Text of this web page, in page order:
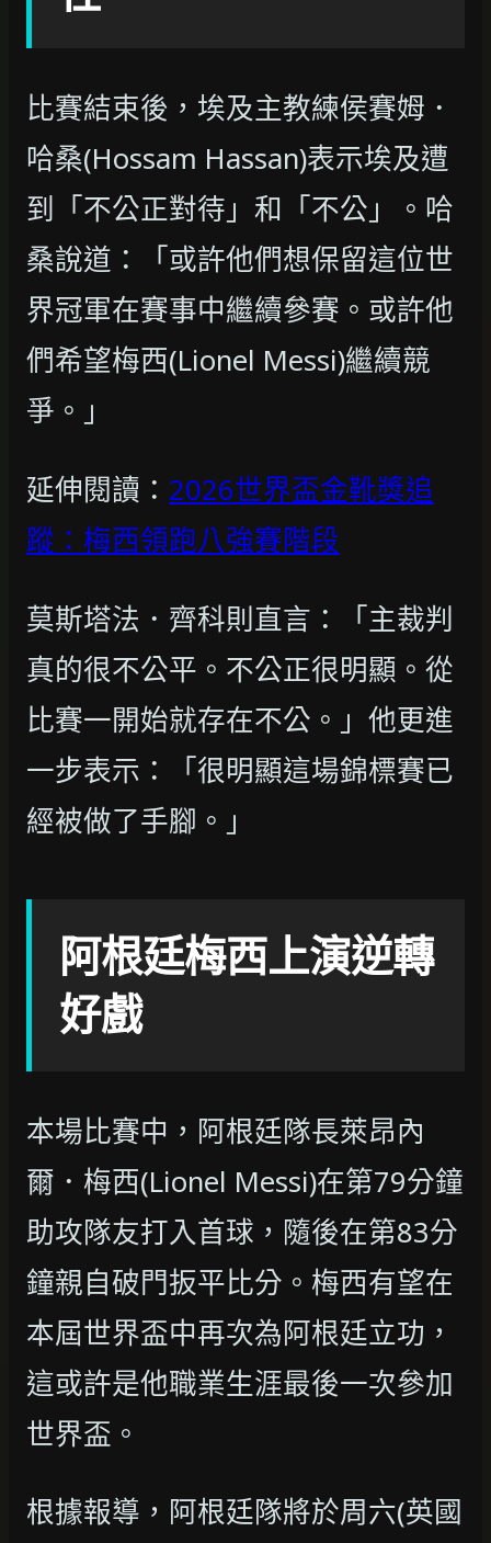
比賽結束後，埃及主教練侯賽姆．
哈桑(Hossam Hassan)表示埃及遭
到「不公正對待」和「不公」。哈
桑說道：「或許他們想保留這位世
界冠軍在賽事中繼續參賽。或許他
們希望梅西(Lionel Messi)繼續競
爭。」
延伸閱讀： 2026世界盃金靴獎追
蹤：梅西領跑八強賽階段
莫斯塔法．齊科則直言：「主裁判
真的很不公平。不公正很明顯。從
比賽一開始就存在不公。」他更進
一步表示：「很明顯這場錦標賽已
經被做了手腳。」
阿根廷梅西上演逆轉
好戲
本場比賽中，阿根廷隊長萊昂內
爾．梅西(Lionel Messi)在第79分鐘
助攻隊友打入首球，隨後在第83分
鐘親自破門扳平比分。梅西有望在
本屆世界盃中再次為阿根廷立功，
這或許是他職業生涯最後一次參加
世界盃。
根據報導，阿根廷隊將於周六(英國